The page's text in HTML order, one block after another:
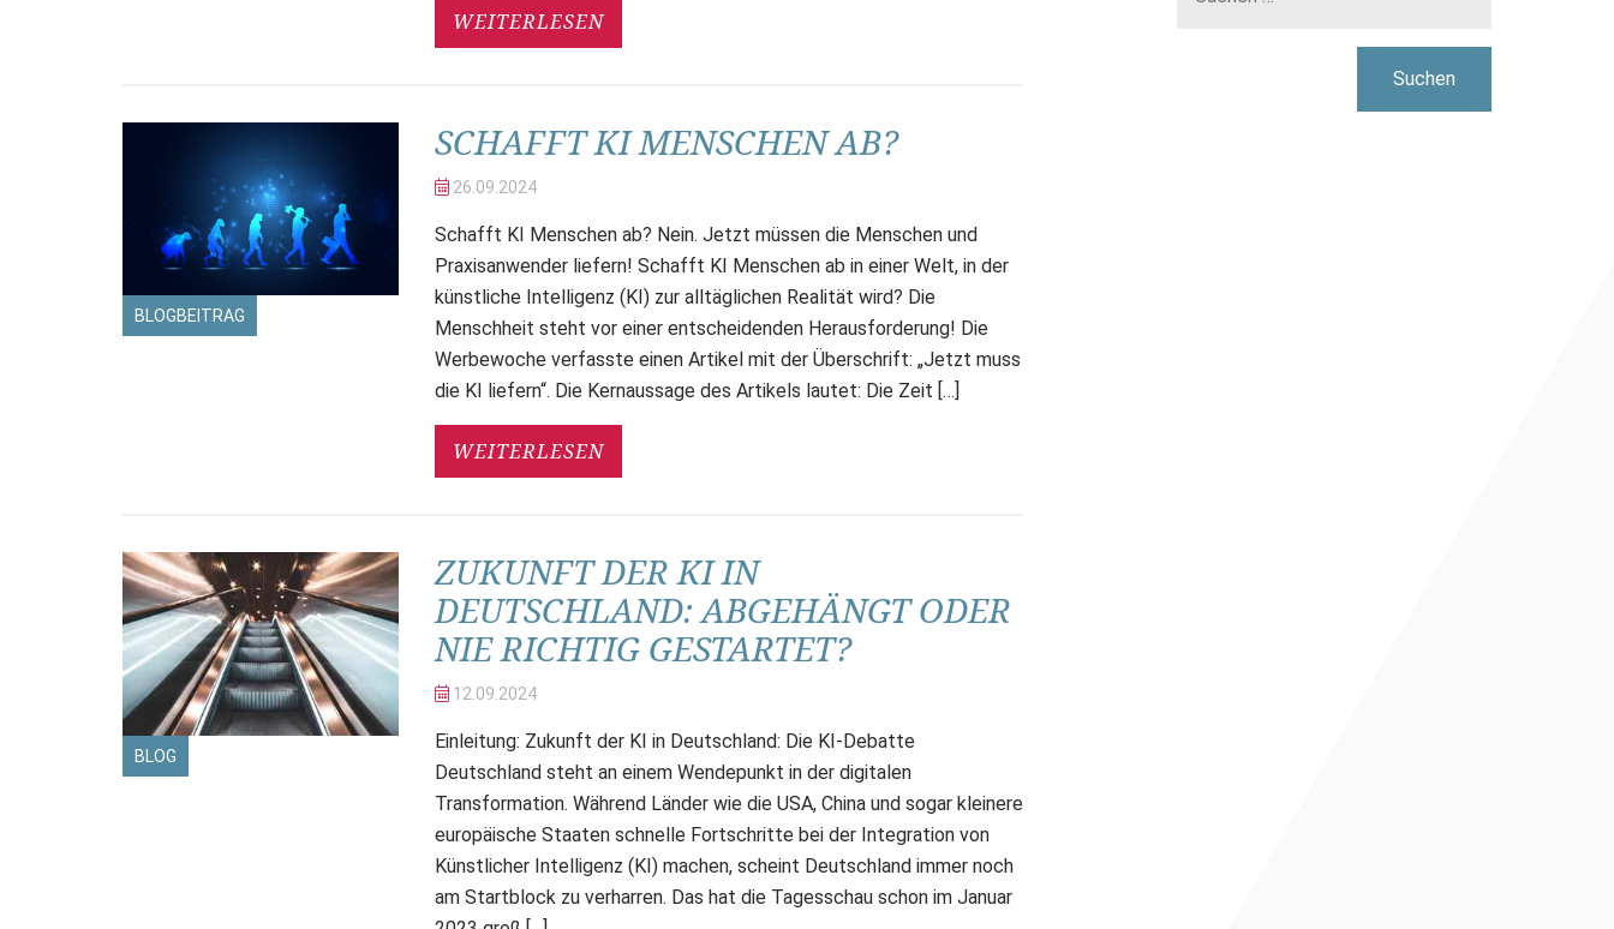
WEITERLESEN
BLOGBEITRAG
SCHAFFT KI MENSCHEN AB?
26.09. 2024
Schafft KI Menschen ab? Nein. Jetzt müssen die Menschen und
Praxisanwender liefern! Schafft KI Menschen ab in einer Welt, in der
künstliche Intelligenz (KI) zur alltäglichen Realität wird? Die
Menschheit steht vor einer entscheidenden Herausforderung! Die
Werbewoche verfasste einen Artikel mit der Überschrift: „Jetzt muss
die KI liefern“. Die Kernaussage des Artikels lautet: Die Zeit […]
WEITERLESEN
BLOG
ZUKUNFT DER KI IN
DEUTSCHLAND: ABGEHÄNGT ODER
NIE RICHTIG GESTARTET?
12.09. 2024
Einleitung: Zukunft der KI in Deutschland: Die KI-Debatte
Deutschland steht an einem Wendepunkt in der digitalen
Transformation. Während Länder wie die USA, China und sogar kleinere
europäische Staaten schnelle Fortschritte bei der Integration von
Künstlicher Intelligenz (KI) machen, scheint Deutschland immer noch
am Startblock zu verharren. Das hat die Tagesschau schon im Januar